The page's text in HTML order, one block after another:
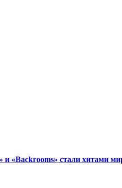
«Backrooms» стали хитами